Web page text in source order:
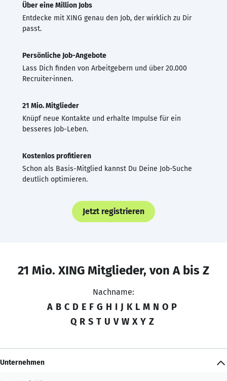
Über eine Million Jobs
Entdecke mit XING genau den Job, der wirklich zu Dir
passt.
Persönliche Job-Angebote
Lass Dich finden von Arbeitgebern und über 20.000
Recruiter·innen.
21 Mio. Mitglieder
Knüpf neue Kontakte und erhalte Impulse für ein
besseres Job-Leben.
Kostenlos profitieren
Schon als Basis-Mitglied kannst Du Deine Job-Suche
deutlich optimieren.
Jetzt registrieren
21 Mio. XING Mitglieder, von A bis Z
Nachname:
A B C D E F G H I J K L M N O P
Q R S T U V W X Y Z
Unternehmen